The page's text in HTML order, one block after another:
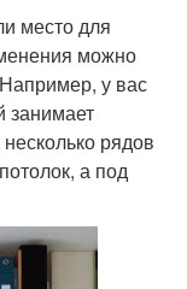
место для
можно
у вас
занимает
рядов
а под